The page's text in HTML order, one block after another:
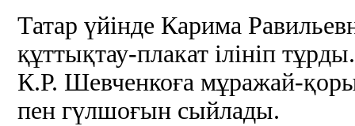
Татар үйінде Карима
құттықтау-плакат ілініп
К.Р. Шевченкоға мұражай-
пен гүлшоғын сыйлады.